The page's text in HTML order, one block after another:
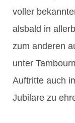
voller
alsbald in
zum anderen
unter
Auftritte auch
Jubilare zu